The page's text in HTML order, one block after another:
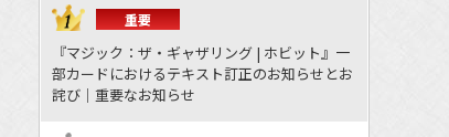
重要
『マジック：ザ・ギャザリング | ホビット』一
部カードにおけるテキスト訂正のお知らせとお
詫び｜重要なお知らせ